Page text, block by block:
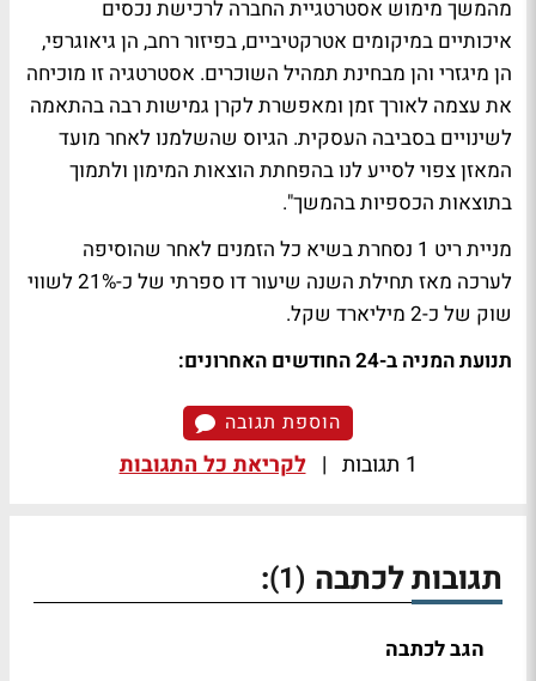
מהמשך מימוש אסטרטגיית החברה לרכישת נכסים
איכותיים במיקומים אטרקטיביים, בפיזור רחב, הן גיאוגרפי,
הן מיגזרי והן מבחינת תמהיל השוכרים. אסטרטגיה זו מוכיחה
את עצמה לאורך זמן ומאפשרת לקרן גמישות רבה בהתאמה
לשינויים בסביבה העסקית. הגיוס שהשלמנו לאחר מועד
המאזן צפוי לסייע לנו בהפחתת הוצאות המימון ולתמוך
בתוצאות הכספיות בהמשך".
מניית ריט 1 נסחרת בשיא כל הזמנים לאחר שהוסיפה
לערכה מאז תחילת השנה שיעור דו ספרתי של כ-21% לשווי
שוק של כ-2 מיליארד שקל.
תנועת המניה ב-24 החודשים האחרונים:
הוספת תגובה
1 תגובות | לקריאת כל התגובות
תגובות לכתבה (1)
:
הגב לכתבה